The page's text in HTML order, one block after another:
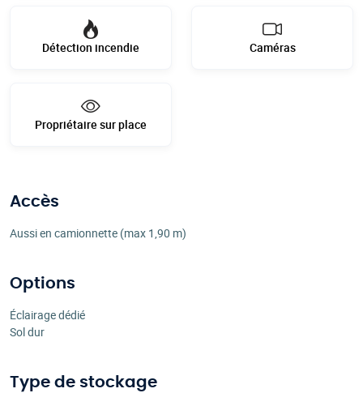
Détection incendie Caméras
Propriétaire sur place
Accès
Aussi en camionnette (max 1,90 m)
Options
Éclairage dédié
Sol dur
Type de stockage